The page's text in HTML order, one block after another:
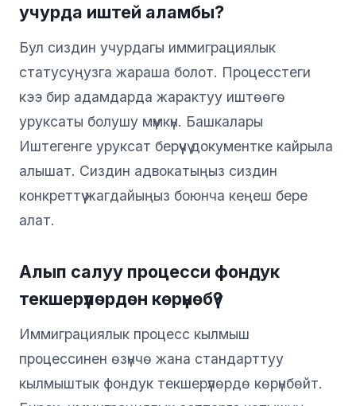
учурда иштей аламбы?
Бул сиздин учурдагы иммиграциялык
статусуңузга жараша болот. Процесстеги
кээ бир адамдарда жарактуу иштөөгө
уруксаты болушу мүмкүн. Башкалары
Иштегенге уруксат берүүчү документке кайрыла
алышат. Сиздин адвокатыңыз сиздин
конкреттүү жагдайыңыз боюнча кеңеш бере
алат.
Алып салуу процесси фондук
текшерүүлөрдөн көрүнөбү?
Иммиграциялык процесс кылмыш
процессинен өзүнчө жана стандарттуу
кылмыштык фондук текшерүүлөрдө көрүнбөйт.